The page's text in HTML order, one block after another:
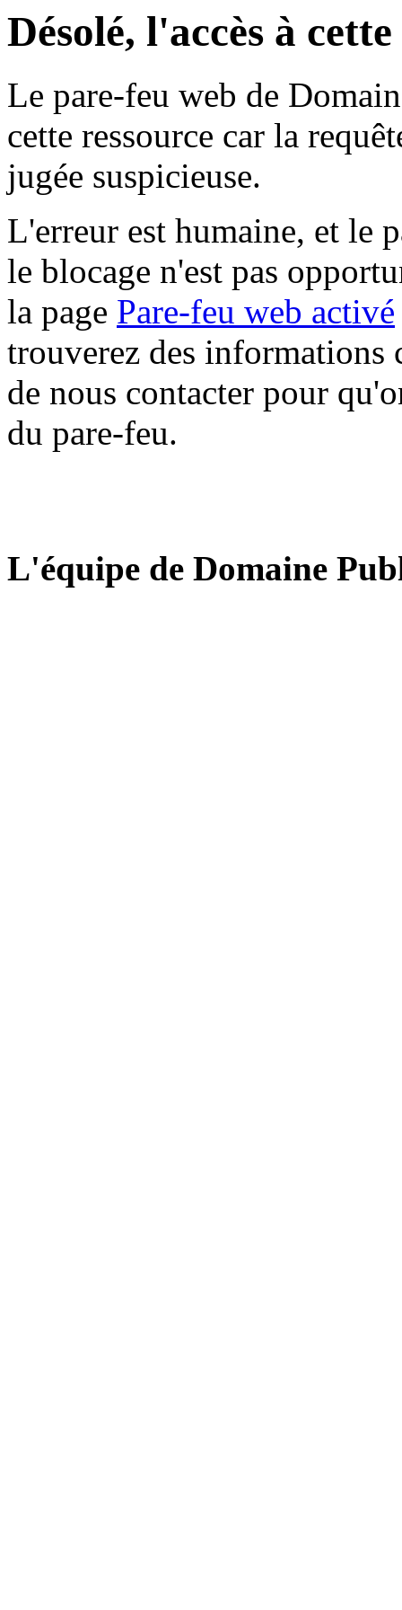
Désolé, l'accès à
Le pare-feu web de
cette ressource car la
jugée suspicieuse.
L'erreur est humaine, et le
le blocage n'est pas
la page Pare-feu web activé
trouverez des informations
de nous contacter pour
du pare-feu.
L'équipe de Domaine